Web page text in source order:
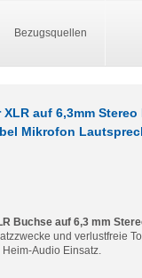
Bezugsquellen
auf 6,3mm
Mikrofon
Buchse auf 6,3 mm
und verlustfreie
Audio Einsatz.